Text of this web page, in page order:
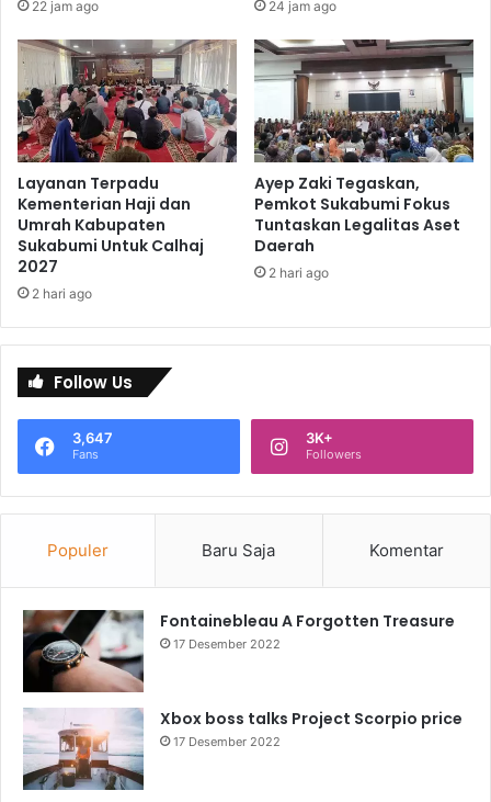
22 jam ago 24 jam ago
Layanan Terpadu
Kementerian Haji dan
Umrah Kabupaten
Sukabumi Untuk Calhaj
2027
2 hari ago
Ayep Zaki Tegaskan,
Pemkot Sukabumi Fokus
Tuntaskan Legalitas Aset
Daerah
2 hari ago
Follow Us
3,647
Fans
3K+
Followers
Populer Baru Saja Komentar
Fontainebleau A Forgotten Treasure
17 Desember 2022
Xbox boss talks Project Scorpio price
17 Desember 2022